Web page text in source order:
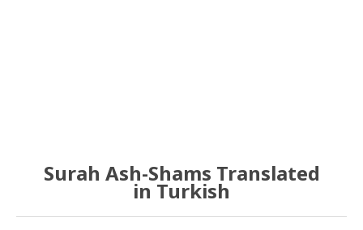
Surah Ash-Shams Translated
in Turkish